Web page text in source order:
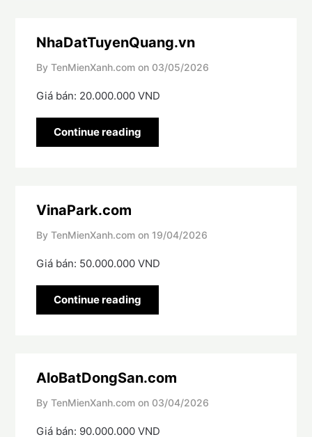
NhaDatTuyenQuang.vn
By TenMienXanh.com on 03/05/2026
Giá bán: 20.000.000 VND
Continue reading
VinaPark.com
By TenMienXanh.com on 19/04/2026
Giá bán: 50.000.000 VND
Continue reading
AloBatDongSan.com
By TenMienXanh.com on 03/04/2026
Giá bán: 90.000.000 VND